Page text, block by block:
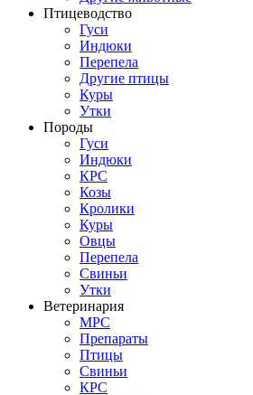
Птицеводство
Гуси
Индюки
Перепела
Другие птицы
Куры
Утки
Породы
Гуси
Индюки
КРС
Козы
Кролики
Куры
Овцы
Перепела
Свиньи
Утки
Ветеринария
МРС
Препараты
Птицы
Свиньи
КРС